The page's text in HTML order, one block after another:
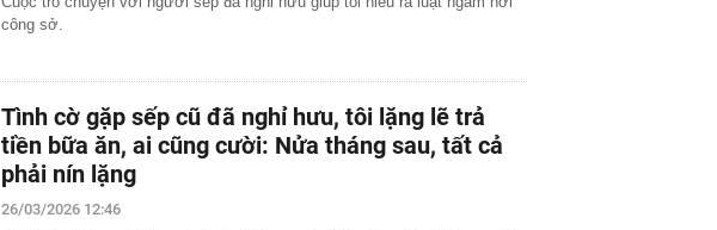
công sở.
Tình cờ gặp sếp cũ đã nghỉ hưu, tôi lặng lẽ trả
tiền bữa ăn, ai cũng cười: Nửa tháng sau, tất cả
phải nín lặng
26/03/2026 12:46